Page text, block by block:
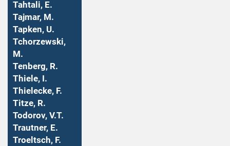
Tahtali, E.
Tajmar, M.
Tapken, U.
Tchorzewski,
M.
Tenberg, R.
Thiele, I.
Thielecke, F.
Titze, R.
Todorov, V.T.
Trautner, E.
Troeltsch, F.